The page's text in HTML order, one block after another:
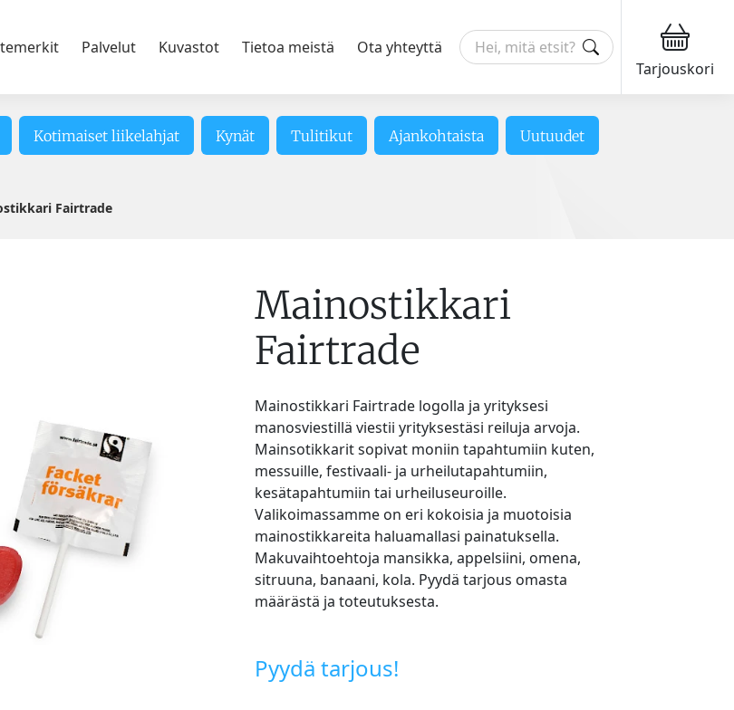
Palvelut Kuvastot Tietoa meistä
Ota yhteyttä
Tarjouskori
Kotimaiset liikelahjat Kynät Tulitikut Ajankohtaista Uutuudet
Fairtrade
Mainostikkari
Fairtrade
Mainostikkari Fairtrade logolla ja yrityksesi
manosviestillä viestii yrityksestäsi reiluja arvoja.
Mainsotikkarit sopivat moniin tapahtumiin kuten,
messuille, festivaali- ja urheilutapahtumiin,
kesätapahtumiin tai urheiluseuroille.
Valikoimassamme on eri kokoisia ja muotoisia
mainostikkareita haluamallasi painatuksella.
Makuvaihtoehtoja mansikka, appelsiini, omena,
sitruuna, banaani, kola. Pyydä tarjous omasta
määrästä ja toteutuksesta.
Pyydä tarjous!